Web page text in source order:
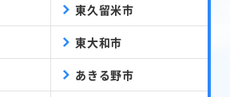
東久留米市
東大和市
あきる野市